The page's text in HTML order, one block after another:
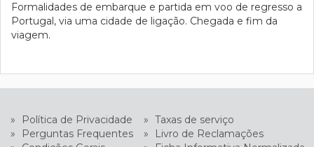
Formalidades de embarque e partida em voo de regresso a
Portugal, via uma cidade de ligação. Chegada e fim da
viagem.
» Política de Privacidade » Taxas de serviço
»
Perguntas Frequentes »
Livro de Reclamações